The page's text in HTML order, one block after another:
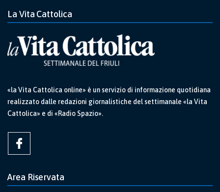
La Vita Cattolica
«la Vita Cattolica online» è un servizio di informazione quotidiana
realizzato dalle redazioni giornalistiche del settimanale «la Vita
Cattolica» e di «Radio Spazio».
Area Riservata